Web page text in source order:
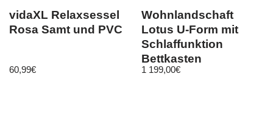
vidaXL Relaxsessel
Rosa Samt und PVC
60,99€
Wohnlandschaft
Lotus U-Form mit
Schlaffunktion
Bettkasten
1 199,00€